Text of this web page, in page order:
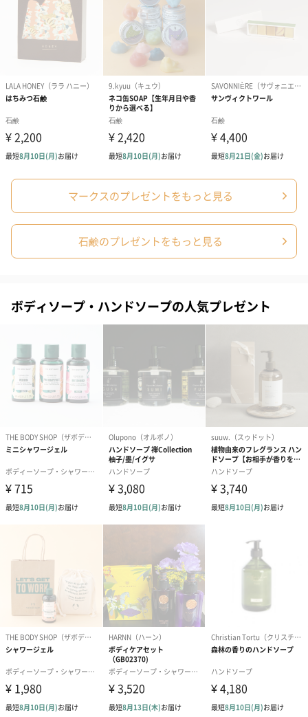
ダンボール装飾（ひま
わり）（720円）
ダンボール装飾（チュ
ーリップ）（720円）
イトピンク×
ト）（580円）
紙袋
お渡し用の紙袋です。
商品に合わせたサイズをお届けします。
メッセージカード（通常・写真・グリーティング）
誕生日や結婚祝い・出産祝いなど、様々なシーンのメッセージカ
ードを同梱します。
メッセージカードや封筒のデザインは一部変更する場合がありま
す。
ード（680円）
ンク（680円）
刷なし）（
ラッピング
ギフトラッピングを施してお届けします。
マークスのプレゼントをもっと見る
石鹸のプレゼントをもっと見る
ボディソープ・ハンドソープの人気プレゼント